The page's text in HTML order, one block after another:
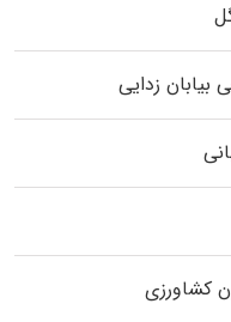
زدایی
کشاورزی